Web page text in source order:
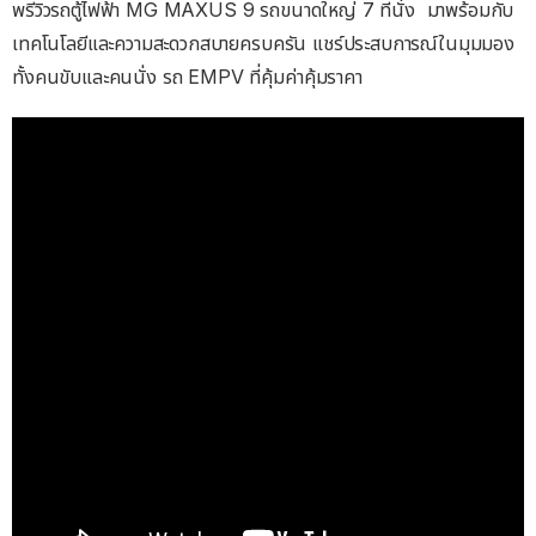
พรีวิวรถตู้ไฟฟ้า MG MAXUS 9 รถขนาดใหญ่ 7 ที่นั่ง มาพร้อมกับ
เทคโนโลยีและความสะดวกสบายครบครัน แชร์ประสบการณ์ในมุมมอง
ทั้งคนขับและคนนั่ง รถ EMPV ที่คุ้มค่าคุ้มราคา